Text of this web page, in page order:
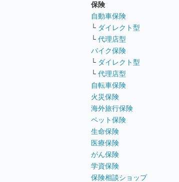
保険
自動車保険
└ ダイレクト型
└ 代理店型
バイク保険
└ ダイレクト型
└ 代理店型
自転車保険
火災保険
海外旅行保険
ペット保険
生命保険
医療保険
がん保険
学資保険
保険相談ショップ